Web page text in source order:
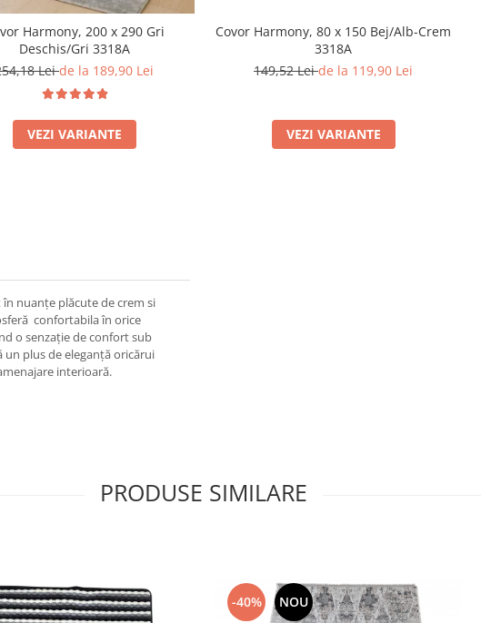
Harmony, 200 x 290 Gri
Deschis/Gri 3318A
Leide la 189,90 Lei
VEZI VARIANTE
Covor Harmony, 80 x 150 Bej/Alb-Crem
3318A
149,52 Leide la 119,90 Lei
VEZI VARIANTE
nuanțe plăcute de crem si
confortabila în orice
o senzație de confort sub
un plus de eleganță oricărui
interioară.
PRODUSE SIMILARE
-40% NOU